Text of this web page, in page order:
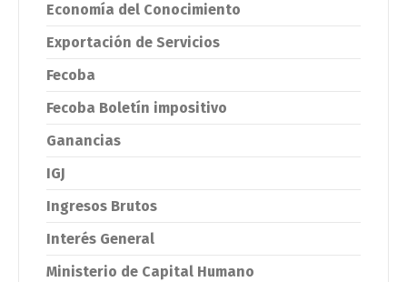
Economía del Conocimiento
Exportación de Servicios
Fecoba
Fecoba Boletín impositivo
Ganancias
IGJ
Ingresos Brutos
Interés General
Ministerio de Capital Humano